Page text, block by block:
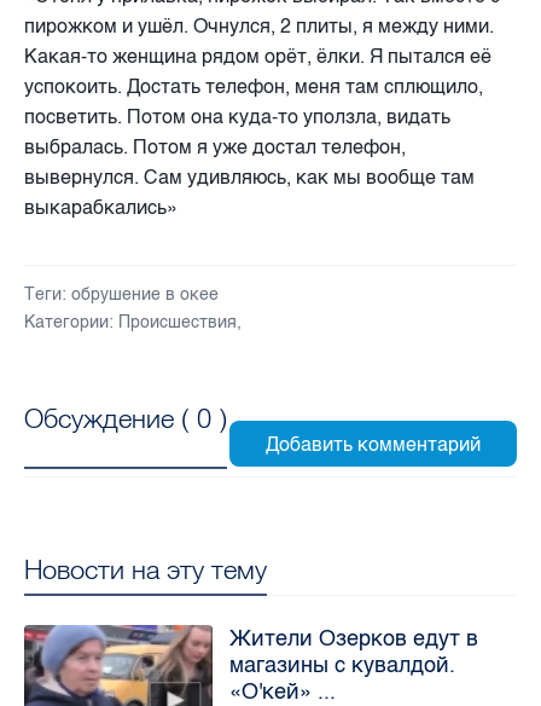
пирожком и ушёл. Очнулся, 2 плиты, я между ними.
Какая-то женщина рядом орёт, ёлки. Я пытался её
успокоить. Достать телефон, меня там сплющило,
посветить. Потом она куда-то уползла, видать
выбралась. Потом я уже достал телефон,
вывернулся. Сам удивляюсь, как мы вообще там
выкарабкались»
Теги: обрушение в окее
Категории: Происшествия,
Обсуждение ( 0 )
Новости на эту тему
Жители Озерков едут в
магазины с кувалдой.
«О'кей» ...